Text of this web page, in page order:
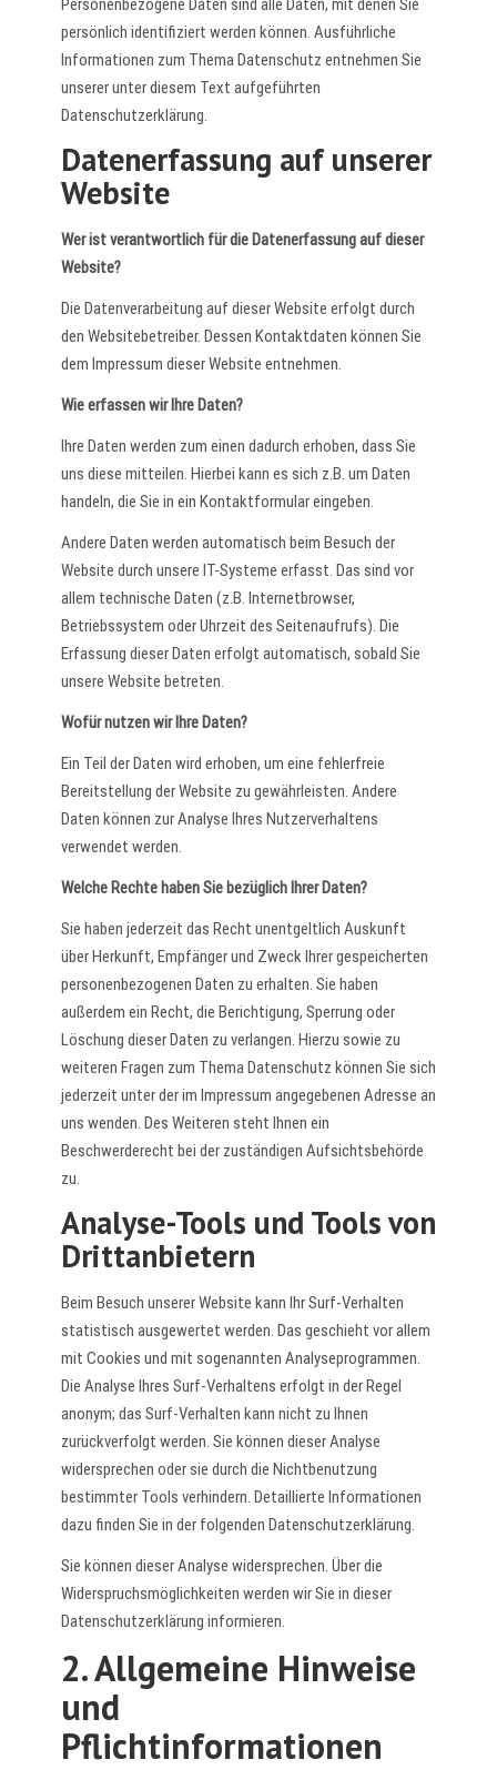
Personenbezogene Daten sind alle Daten, mit denen Sie
persönlich identifiziert werden können. Ausführliche
Informationen zum Thema Datenschutz entnehmen Sie
unserer unter diesem Text aufgeführten
Datenschutzerklärung.
Datenerfassung auf unserer
Website
Wer ist verantwortlich für die Datenerfassung auf dieser
Website?
Die Datenverarbeitung auf dieser Website erfolgt durch
den Websitebetreiber. Dessen Kontaktdaten können Sie
dem Impressum dieser Website entnehmen.
Wie erfassen wir Ihre Daten?
Ihre Daten werden zum einen dadurch erhoben, dass Sie
uns diese mitteilen. Hierbei kann es sich z.B. um Daten
handeln, die Sie in ein Kontaktformular eingeben.
Andere Daten werden automatisch beim Besuch der
Website durch unsere IT-Systeme erfasst. Das sind vor
allem technische Daten (z.B. Internetbrowser,
Betriebssystem oder Uhrzeit des Seitenaufrufs). Die
Erfassung dieser Daten erfolgt automatisch, sobald Sie
unsere Website betreten.
Wofür nutzen wir Ihre Daten?
Ein Teil der Daten wird erhoben, um eine fehlerfreie
Bereitstellung der Website zu gewährleisten. Andere
Daten können zur Analyse Ihres Nutzerverhaltens
verwendet werden.
Welche Rechte haben Sie bezüglich Ihrer Daten?
Sie haben jederzeit das Recht unentgeltlich Auskunft
über Herkunft, Empfänger und Zweck Ihrer gespeicherten
personenbezogenen Daten zu erhalten. Sie haben
außerdem ein Recht, die Berichtigung, Sperrung oder
Löschung dieser Daten zu verlangen. Hierzu sowie zu
weiteren Fragen zum Thema Datenschutz können Sie sich
jederzeit unter der im Impressum angegebenen Adresse an
uns wenden. Des Weiteren steht Ihnen ein
Beschwerderecht bei der zuständigen Aufsichtsbehörde
zu.
Analyse-Tools und Tools von
Drittanbietern
Beim Besuch unserer Website kann Ihr Surf-Verhalten
statistisch ausgewertet werden. Das geschieht vor allem
mit Cookies und mit sogenannten Analyseprogrammen.
Die Analyse Ihres Surf-Verhaltens erfolgt in der Regel
anonym; das Surf-Verhalten kann nicht zu Ihnen
zurückverfolgt werden. Sie können dieser Analyse
widersprechen oder sie durch die Nichtbenutzung
bestimmter Tools verhindern. Detaillierte Informationen
dazu finden Sie in der folgenden Datenschutzerklärung.
Sie können dieser Analyse widersprechen. Über die
Widerspruchsmöglichkeiten werden wir Sie in dieser
Datenschutzerklärung informieren.
2. Allgemeine Hinweise
und
Pflichtinformationen